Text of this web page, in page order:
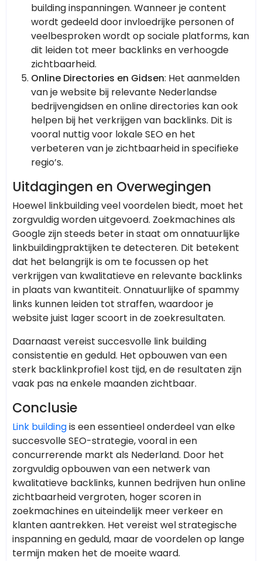
building inspanningen. Wanneer je content
wordt gedeeld door invloedrijke personen of
veelbesproken wordt op sociale platforms, kan
dit leiden tot meer backlinks en verhoogde
zichtbaarheid.
Online Directories en Gidsen: Het aanmelden
van je website bij relevante Nederlandse
bedrijvengidsen en online directories kan ook
helpen bij het verkrijgen van backlinks. Dit is
vooral nuttig voor lokale SEO en het
verbeteren van je zichtbaarheid in specifieke
regio’s.
Uitdagingen en Overwegingen
Hoewel linkbuilding veel voordelen biedt, moet het
zorgvuldig worden uitgevoerd. Zoekmachines als
Google zijn steeds beter in staat om onnatuurlijke
linkbuildingpraktijken te detecteren. Dit betekent
dat het belangrijk is om te focussen op het
verkrijgen van kwalitatieve en relevante backlinks
in plaats van kwantiteit. Onnatuurlijke of spammy
links kunnen leiden tot straffen, waardoor je
website juist lager scoort in de zoekresultaten.
Daarnaast vereist succesvolle link building
consistentie en geduld. Het opbouwen van een
sterk backlinkprofiel kost tijd, en de resultaten zijn
vaak pas na enkele maanden zichtbaar.
Conclusie
Link buildingis een essentieel onderdeel van elke
succesvolle SEO-strategie, vooral in een
concurrerende markt als Nederland. Door het
zorgvuldig opbouwen van een netwerk van
kwalitatieve backlinks, kunnen bedrijven hun online
zichtbaarheid vergroten, hoger scoren in
zoekmachines en uiteindelijk meer verkeer en
klanten aantrekken. Het vereist wel strategische
inspanning en geduld, maar de voordelen op lange
termijn maken het de moeite waard.